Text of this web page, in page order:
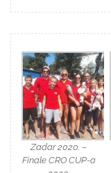
Zadar 2020. –
Finale CRO CUP-a